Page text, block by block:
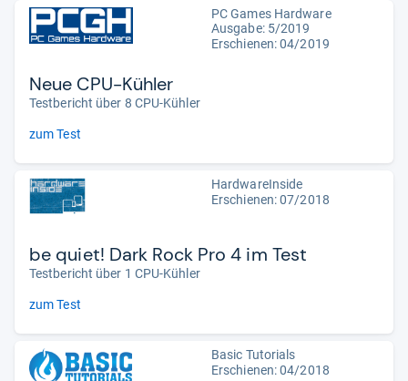
PC Games Hardware
Ausgabe: 5/2019
Erschienen: 04/2019
Neue CPU-Kühler
Testbericht über 8 CPU-Kühler
zum Test
HardwareInside
Erschienen: 07/2018
be quiet! Dark Rock Pro 4 im Test
Testbericht über 1 CPU-Kühler
zum Test
Basic Tutorials
Erschienen: 04/2018